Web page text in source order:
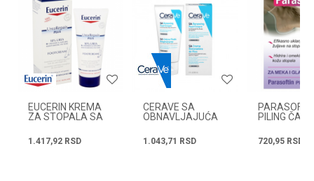
Radno vreme
Svakog radnog dana od
08h do 16h
Email
EUCERIN KREMA
ZA STOPALA SA
1.417,92 RSD
CERAVE SA
OBNAVLJAJUĆA
STOPALA ZA
EKTREMNO SUVU,
1.043,71 RSD
PILING
720,95 RSD